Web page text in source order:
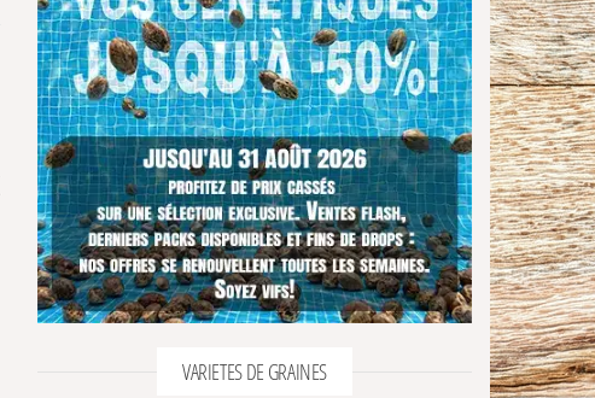
VARIETES DE GRAINES